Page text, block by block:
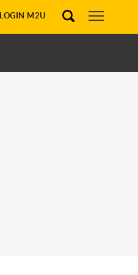
LOGIN M2U